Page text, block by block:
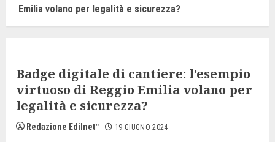
Emilia volano per legalità e sicurezza?
Badge digitale di cantiere: l’esempio
virtuoso di Reggio Emilia volano per
legalità e sicurezza?
Redazione Edilnet™ 19 GIUGNO 2024